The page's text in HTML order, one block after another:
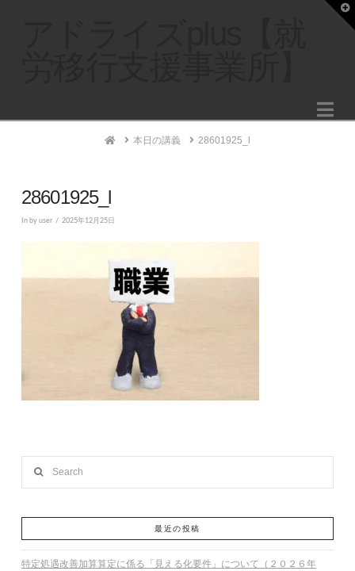
Home本日の講義 28601925_l
28601925_l
In by user 2025年12月25日
最近の投稿
特定処遇改善加算算定に係る「見える化要件」について（２０２６年